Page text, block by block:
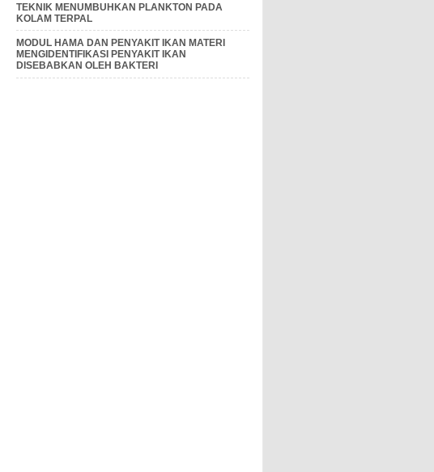
TEKNIK MENUMBUHKAN PLANKTON PADA
KOLAM TERPAL
MODUL HAMA DAN PENYAKIT IKAN MATERI
MENGIDENTIFIKASI PENYAKIT IKAN
DISEBABKAN OLEH BAKTERI